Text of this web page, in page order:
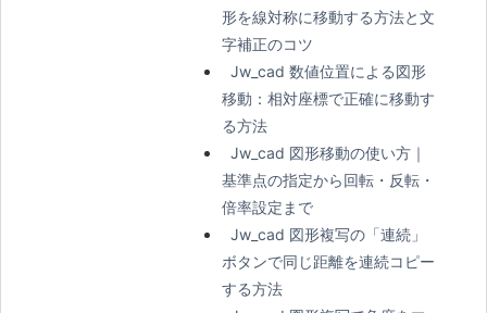
形を線対称に移動する方法と文
字補正のコツ
Jw_cad 数値位置による図形
移動：相対座標で正確に移動す
る方法
Jw_cad 図形移動の使い方｜
基準点の指定から回転・反転・
倍率設定まで
Jw_cad 図形複写の「連続」
ボタンで同じ距離を連続コピー
する方法